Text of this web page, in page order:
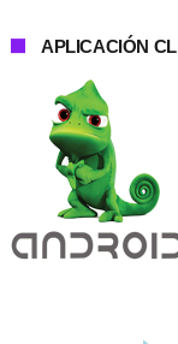
APLICACIÓN CL